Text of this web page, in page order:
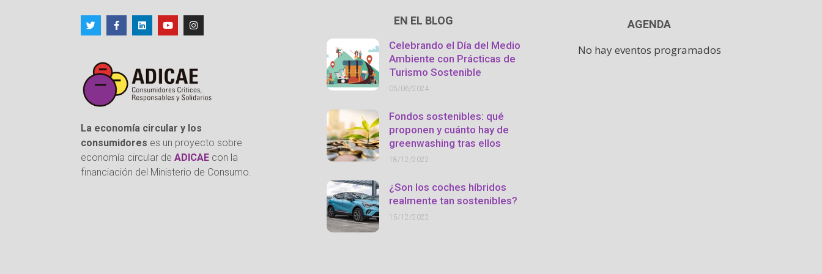
La economía circular y los
consumidores es un proyecto sobre
economía circular de ADICAE con la
financiación del Ministerio de Consumo.
EN EL BLOG
Celebrando el Día del Medio
Ambiente con Prácticas de
Turismo Sostenible
05/06/2024
Fondos sostenibles: qué
proponen y cuánto hay de
greenwashing tras ellos
18/12/2022
¿Son los coches híbridos
realmente tan sostenibles?
15/12/2022
AGENDA
No hay eventos programados